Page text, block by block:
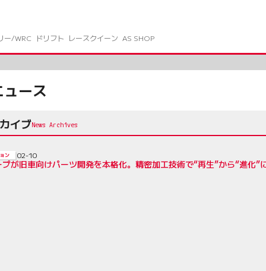
ー/WRC ドリフト レースクイーン AS SHOP
ース
イブ
プが旧車向けパーツ開発を本格化。精密加工技術で“再生”から“進化”
ン 02-10